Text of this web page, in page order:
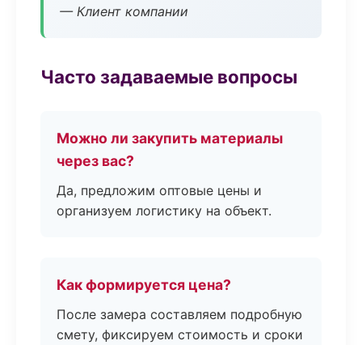
— Клиент компании
Часто задаваемые вопросы
Можно ли закупить материалы
через вас?
Да, предложим оптовые цены и
организуем логистику на объект.
Как формируется цена?
После замера составляем подробную
смету, фиксируем стоимость и сроки